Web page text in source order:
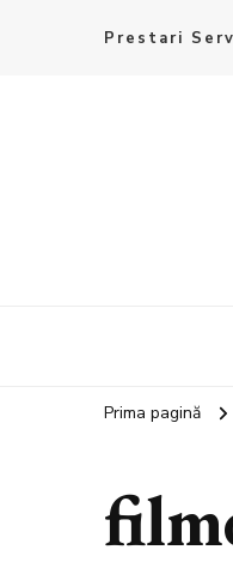
Prestari
Prima pagină